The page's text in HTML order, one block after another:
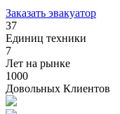
Заказать эвакуатор
37
Единиц техники
7
Лет на рынке
1000
Довольных Клиентов